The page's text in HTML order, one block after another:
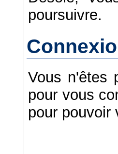
poursuivre.
Vous n'êtes
pour vous
pour pouvoir